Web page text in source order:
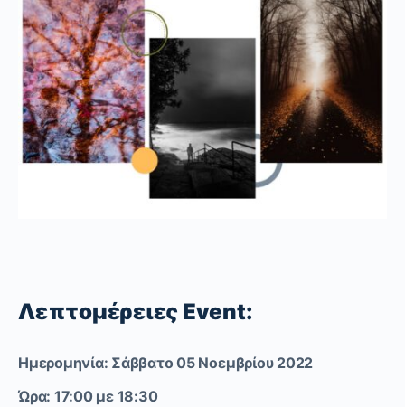
Λεπτομέρειες Event:
Ημερομηνία: Σάββατο 05 Νοεμβρίου 2022
Ώρα: 17:00 με 18:30